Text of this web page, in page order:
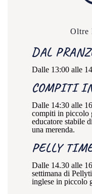
Oltre
DAL
Dalle 13:00 alle
COMPITI
Dalle 14:30 alle
compiti in piccolo
educatore stabile
una merenda.
PELLY
Dalle 14.30 alle
settimana di
inglese in piccolo